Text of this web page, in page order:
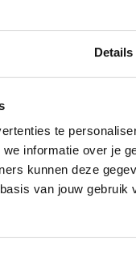
Details
te
informatie over je
kunnen deze
van jouw
DE